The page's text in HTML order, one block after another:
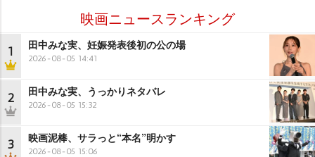
映画ニュースランキング
1 田中みな実、妊娠発表後初の公の場
2026-08-05 14:41
2 田中みな実、うっかりネタバレ
2026-08-05 15:32
3 映画泥棒、サラっと“本名”明かす
2026-08-05 15:06